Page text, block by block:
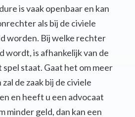
is vaak openbaar en kan
als bij de civiele
worden. Bij welke rechter
wordt, is afhankelijk van de
staat. Gaat het om meer
de zaak bij de civiele
en heeft u een advocaat
minder geld, dan kan een